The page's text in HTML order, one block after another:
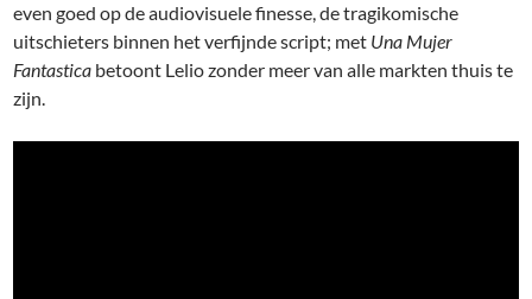
even goed op de audiovisuele finesse, de tragikomische
uitschieters binnen het verfijnde script; met Una Mujer
Fantastica betoont Lelio zonder meer van alle markten thuis te
zijn.